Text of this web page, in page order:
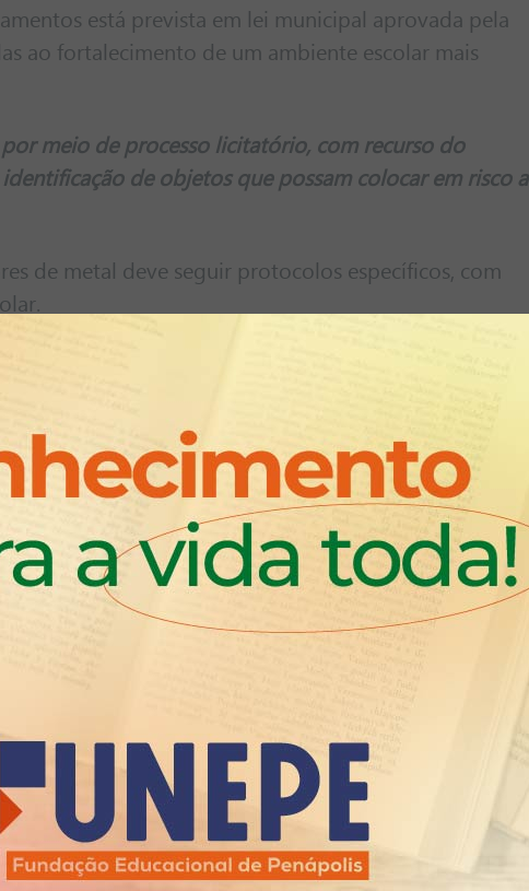
está prevista em lei municipal aprovada pela
ao fortalecimento de um ambiente escolar mais
meio de processo licitatório, com recurso do
de objetos que possam colocar em risco a
de metal deve seguir protocolos específicos, com
já oficializou, por meio de portaria publicada no
municipais adquirirem e instalarem câmeras de
e profissionais que atuam no ambiente escolar. O
de Pais e Mestres), através do PDDE Municipal
R$ 170 mil para o investimento.